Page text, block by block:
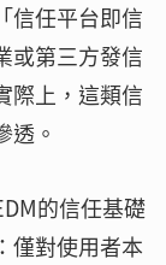
信任平台即信
或第三方發信
際上，這類信
透。
的信任基礎
僅對使用者本